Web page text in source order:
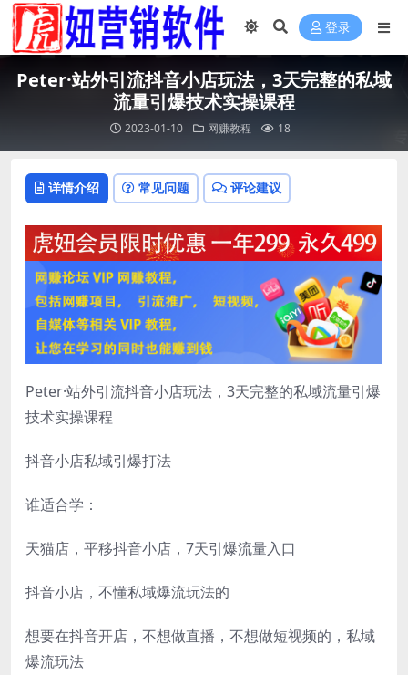
登录
Peter·站外引流抖音小店玩法，​3天完整的私域
流量引爆技术实操课程
2023-01-10 网赚教程 18
详情介绍 常见问题 评论建议
Peter·站外引流抖音小店玩法，​3天完整的私域流量引爆
技术实操课程
抖音小店私域引爆打法
谁适合学：
天猫店，平移抖音小店，7天引爆流量入口
抖音小店，不懂私域爆流玩法的
想要在抖音开店，不想做直播，不想做短视频的，私域
爆流玩法